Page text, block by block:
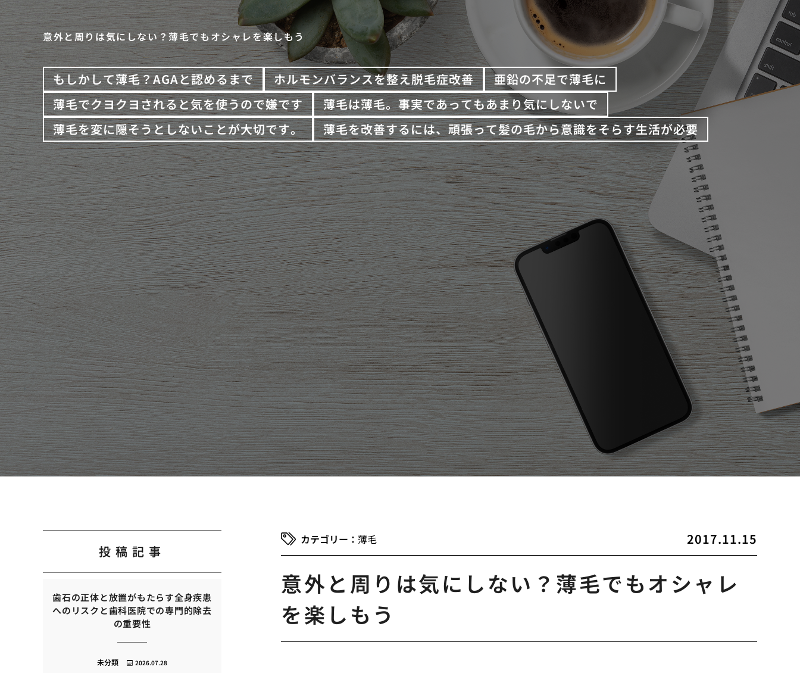
意外と周りは気にしない？薄毛でもオシャレを楽しもう
もしかして薄毛？AGAと認めるまで ホルモンバランスを整え脱毛症改善
亜鉛の不足で薄毛に
薄毛でクヨクヨされると気を使うので嫌です
薄毛は薄毛。事実であってもあまり気にしないで
薄毛を変に隠そうとしないことが大切です。
薄毛を改善するには、頑張って髪の毛から意識をそらす生活が必要
2017.11.15
薄毛
意外と周りは気にしない？薄毛でもオシャレ
を楽しもう
投稿記事
歯石の正体と放置がもたらす全身疾患
へのリスクと歯科医院での専門的除去
の重要性
2026.07.28
未分類